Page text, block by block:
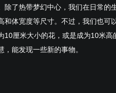
除了热带梦幻中心，我们在日常的
和体宽度等尺寸。不过，我们也可
10厘米大小的花，或是成为10米高
能发现一些新的事物。